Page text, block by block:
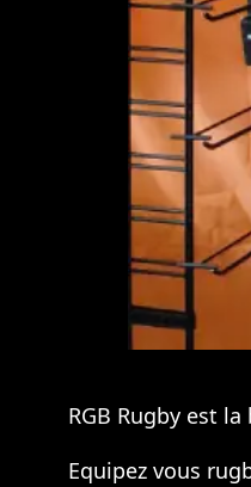
RGB Rugby est
Equipez vous